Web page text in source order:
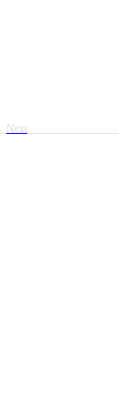
Next